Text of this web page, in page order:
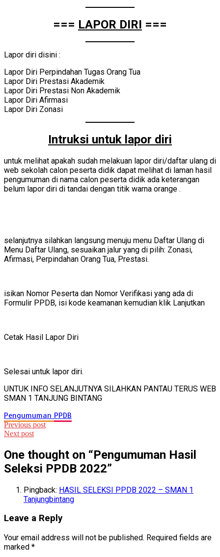
=== LAPOR DIRI ===
Lapor diri disini :
Lapor Diri Perpindahan Tugas Orang Tua
Lapor Diri Prestasi Akademik
Lapor Diri Prestasi Non Akademik
Lapor Diri Afirmasi
Lapor Diri Zonasi
Intruksi untuk lapor diri
untuk melihat apakah sudah melakuan lapor diri/daftar ulang di
web sekolah calon peserta didik dapat melihat di laman hasil
pengumuman di nama calon peserta didik ada keterangan
belum lapor diri di tandai dengan titik warna orange .
selanjutnya silahkan langsung menuju menu Daftar Ulang di
Menu Daftar Ulang, sesuaikan jalur yang di pilih: Zonasi,
Afirmasi, Perpindahan Orang Tua, Prestasi.
isikan Nomor Peserta dan Nomor Verifikasi yang ada di
Formulir PPDB, isi kode keamanan kemudian klik Lanjutkan
Cetak Hasil Lapor Diri
Selesai untuk lapor diri.
UNTUK INFO SELANJUTNYA SILAHKAN PANTAU TERUS WEB
SMAN 1 TANJUNG BINTANG
Pengumuman PPDB
Post
navigation
Previous post
Next post
One thought on “Pengumuman Hasil
Seleksi PPDB 2022”
Pingback: HASIL SELEKSI PPDB 2022 – SMAN 1
Tanjungbintang
Leave a Reply
Your email address will not be published. Required fields are
marked *